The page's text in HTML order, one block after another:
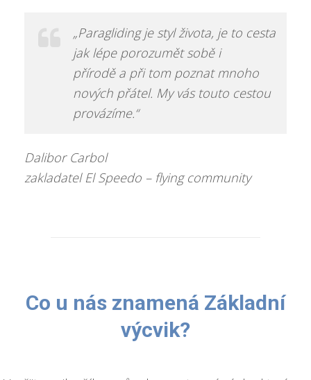
„Paragliding je styl života, je to cesta
jak lépe porozumět sobě i
přírodě a při tom poznat mnoho
nových přátel. My vás touto cestou
provázíme.“
Dalibor Carbol
zakladatel El Speedo – flying community
Co u nás znamená Základní
výcvik?